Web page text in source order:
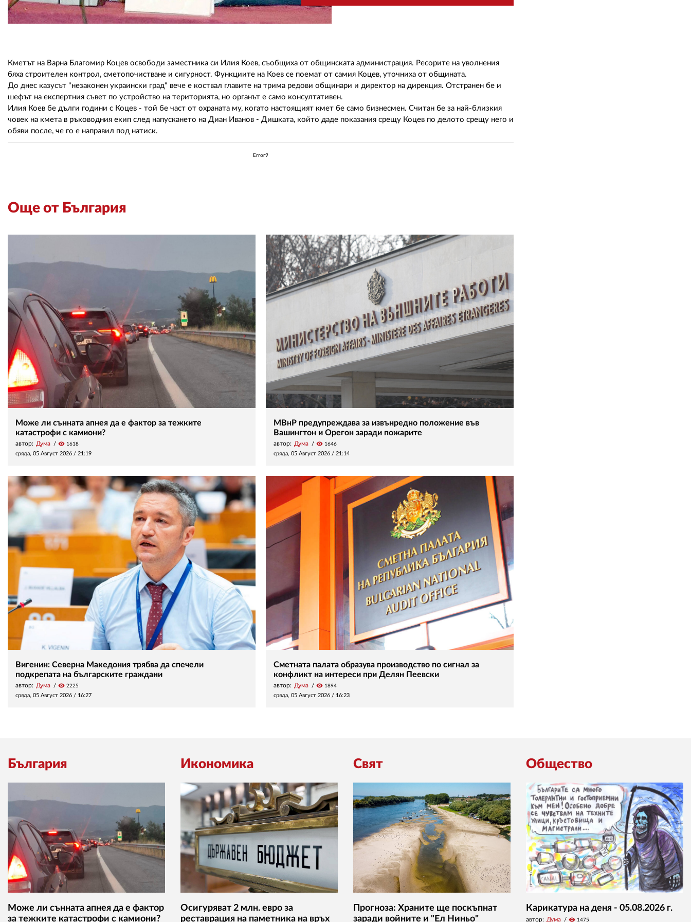
Кметът на Варна Благомир Коцев освободи заместника си Илия Коев, съобщиха от общинската администрация. Ресорите на уволнения
бяха строителен контрол, сметопочистване и сигурност. Функциите на Коев се поемат от самия Коцев, уточниха от общината.
До днес казусът "незаконен украински град" вече е коствал главите на трима редови общинари и директор на дирекция. Отстранен бе и
шефът на експертния съвет по устройство на територията, но органът е само консултативен.
Илия Коев бе дълги години с Коцев - той бе част от охраната му, когато настоящият кмет бе само бизнесмен. Считан бе за най-близкия
човек на кмета в ръководния екип след напускането на Диан Иванов - Дишката, който даде показания срещу Коцев по делото срещу него и
обяви после, че го е направил под натиск.
Error9
Още от България
Може ли сънната апнея да е фактор за тежките
катастрофи с камиони?
автор: Дума visibility 1618
сряда, 05 Август 2026 / 21:19
МВнР предупреждава за извънредно положение във
Вашингтон и Орегон заради пожарите
автор: Дума visibility 1646
сряда, 05 Август 2026 / 21:14
Вигенин: Северна Македония трябва да спечели
подкрепата на българските граждани
автор: Дума visibility 2225
сряда, 05 Август 2026 / 16:27
Сметната палата образува производство по сигнал за
конфликт на интереси при Делян Пеевски
автор: Дума visibility 1894
сряда, 05 Август 2026 / 16:23
България
Може ли сънната апнея да е фактор
за тежките катастрофи с камиони?
Икономика
Осигуряват 2 млн. евро за
реставрация на паметника на връх
Свят
Прогноза: Храните ще поскъпнат
заради войните и "Ел Ниньо"
Общество
Карикатура на деня - 05.08.2026 г.
автор: Дума visibility 1475